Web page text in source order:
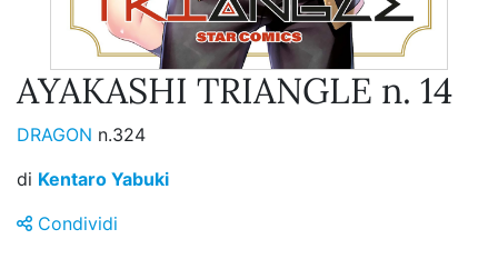
AYAKASHI TRIANGLE n. 14
DRAGON n.324
di Kentaro Yabuki
Condividi